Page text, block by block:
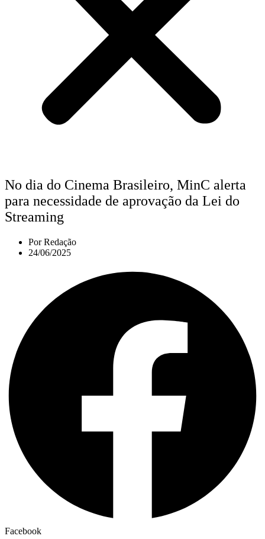
No dia do Cinema Brasileiro, MinC alerta
para necessidade de aprovação da Lei do
Streaming
PorRedação
24/06/2025
Facebook